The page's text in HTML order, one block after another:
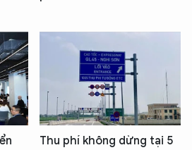
Thu phí không dừng tại 5